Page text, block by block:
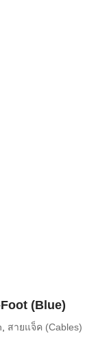
(Blue)
, สายแจ็ค (Cables)